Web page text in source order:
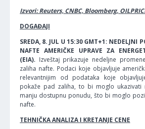
Izvori: Reuters, CNBC, Bloomberg,
DOGAĐAJI
SREDA, 8. JUL U 15:30 GMT+1: NEDELJNI
NAFTE AMERIČKE UPRAVE ZA
(EIA). Izveštaj prikazuje nedeljne
zaliha nafte. Podaci koje objavljuje
relevantnijim od podataka koje
pokaže pad zaliha, to bi moglo ukazivati
manju dostupnu ponudu, što bi moglo
nafte.
TEHNIČKA ANALIZA I KRETANJE CENE